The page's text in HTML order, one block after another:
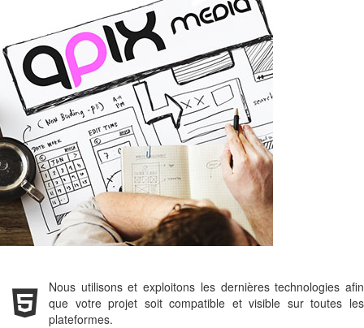
Nous utilisons et exploitons les dernières technologies afin
que votre projet soit compatible et visible sur toutes les
plateformes.